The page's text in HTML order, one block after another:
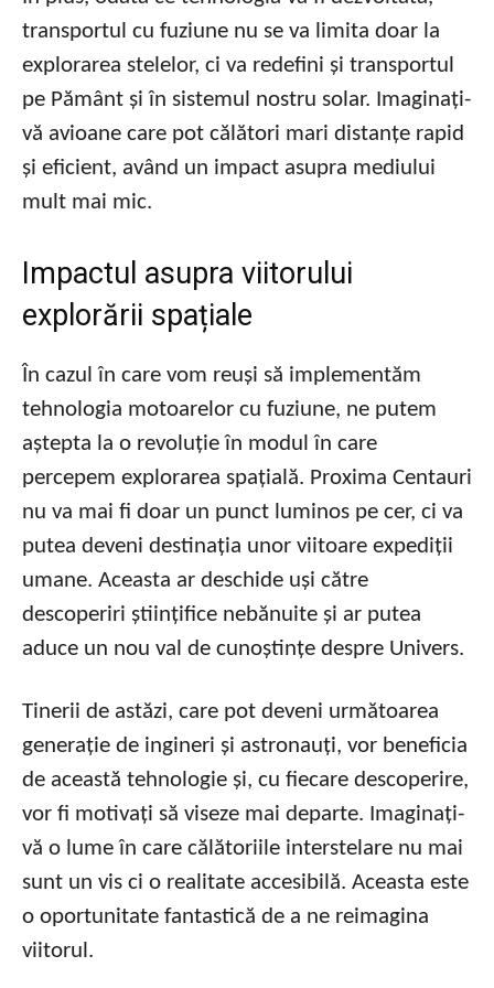
transportul cu fuziune nu se va limita doar la
explorarea stelelor, ci va redefini și transportul
pe Pământ și în sistemul nostru solar. Imaginați-
vă avioane care pot călători mari distanțe rapid
și eficient, având un impact asupra mediului
mult mai mic.
Impactul asupra viitorului
explorării spațiale
În cazul în care vom reuși să implementăm
tehnologia motoarelor cu fuziune, ne putem
aștepta la o revoluție în modul în care
percepem explorarea spațială. Proxima Centauri
nu va mai fi doar un punct luminos pe cer, ci va
putea deveni destinația unor viitoare expediții
umane. Aceasta ar deschide uși către
descoperiri științifice nebănuite și ar putea
aduce un nou val de cunoștințe despre Univers.
Tinerii de astăzi, care pot deveni următoarea
generație de ingineri și astronauți, vor beneficia
de această tehnologie și, cu fiecare descoperire,
vor fi motivați să viseze mai departe. Imaginați-
vă o lume în care călătoriile interstelare nu mai
sunt un vis ci o realitate accesibilă. Aceasta este
o oportunitate fantastică de a ne reimagina
viitorul.